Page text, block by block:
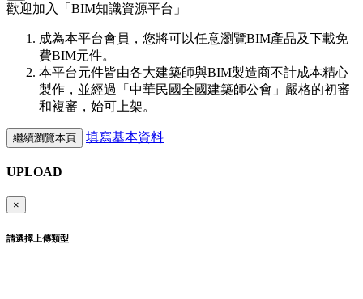
歡迎加入「 BIM知識資源平台」
成為本平台會員，您將可以任意瀏覽BIM產品及下載免
費BIM元件。
本平台元件皆由各大建築師與BIM製造商不計成本精心
製作，並經過「中華民國全國建築師公會」嚴格的初審
和複審，始可上架。
繼續瀏覽本頁 填寫基本資料
UPLOAD
×
請選擇上傳類型